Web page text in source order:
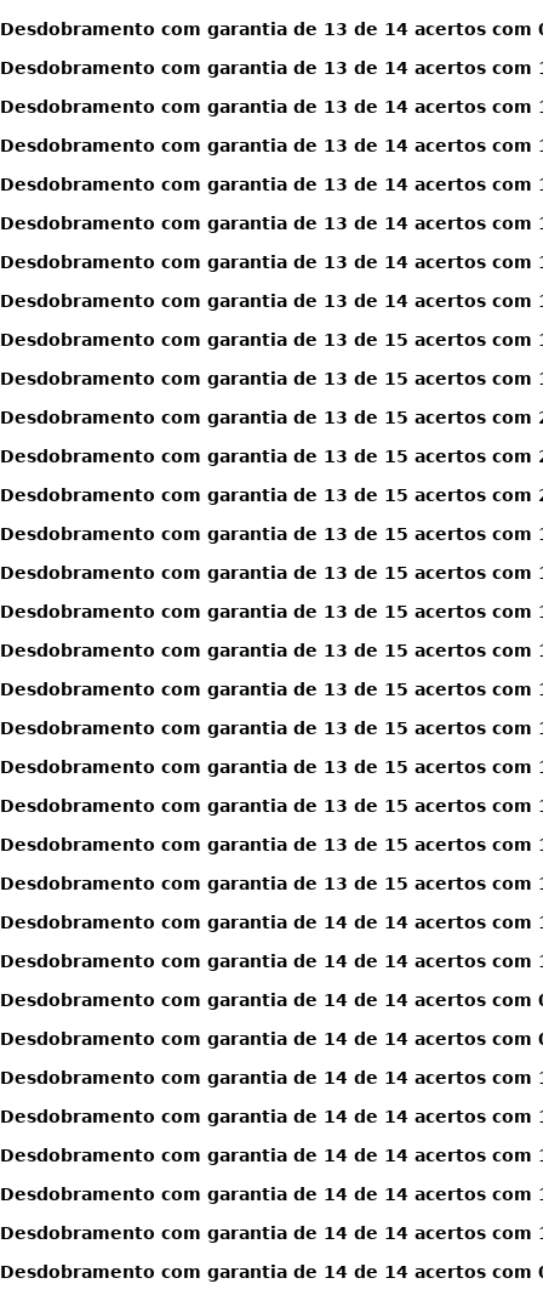
Desdobramento com garantia de 13 de 14 acertos com
Desdobramento com garantia de 13 de 14 acertos com
Desdobramento com garantia de 13 de 14 acertos com
Desdobramento com garantia de 13 de 14 acertos com
Desdobramento com garantia de 13 de 14 acertos com
Desdobramento com garantia de 13 de 14 acertos com
Desdobramento com garantia de 13 de 14 acertos com
Desdobramento com garantia de 13 de 14 acertos com
Desdobramento com garantia de 13 de 15 acertos com
Desdobramento com garantia de 13 de 15 acertos com
Desdobramento com garantia de 13 de 15 acertos com
Desdobramento com garantia de 13 de 15 acertos com
Desdobramento com garantia de 13 de 15 acertos com
Desdobramento com garantia de 13 de 15 acertos com
Desdobramento com garantia de 13 de 15 acertos com
Desdobramento com garantia de 13 de 15 acertos com
Desdobramento com garantia de 13 de 15 acertos com
Desdobramento com garantia de 13 de 15 acertos com
Desdobramento com garantia de 13 de 15 acertos com
Desdobramento com garantia de 13 de 15 acertos com
Desdobramento com garantia de 13 de 15 acertos com
Desdobramento com garantia de 13 de 15 acertos com
Desdobramento com garantia de 13 de 15 acertos com
Desdobramento com garantia de 14 de 14 acertos com
Desdobramento com garantia de 14 de 14 acertos com
Desdobramento com garantia de 14 de 14 acertos com
Desdobramento com garantia de 14 de 14 acertos com
Desdobramento com garantia de 14 de 14 acertos com
Desdobramento com garantia de 14 de 14 acertos com
Desdobramento com garantia de 14 de 14 acertos com
Desdobramento com garantia de 14 de 14 acertos com
Desdobramento com garantia de 14 de 14 acertos com
Desdobramento com garantia de 14 de 14 acertos com